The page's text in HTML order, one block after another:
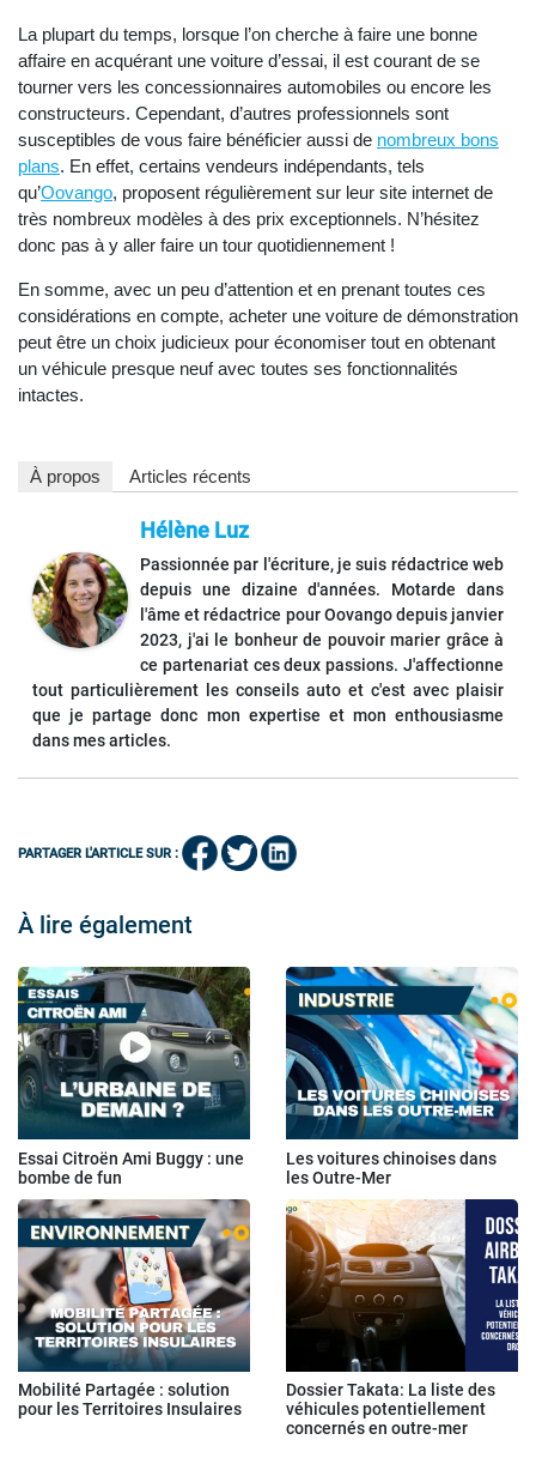
La plupart du temps, lorsque l’on cherche à faire une bonne
affaire en acquérant une voiture d’essai, il est courant de se
tourner vers les concessionnaires automobiles ou encore les
constructeurs. Cependant, d’autres professionnels sont
susceptibles de vous faire bénéficier aussi de nombreux bons
plans. En effet, certains vendeurs indépendants, tels
qu’Oovango, proposent régulièrement sur leur site internet de
très nombreux modèles à des prix exceptionnels. N’hésitez
donc pas à y aller faire un tour quotidiennement !
En somme, avec un peu d’attention et en prenant toutes ces
considérations en compte, acheter une voiture de démonstration
peut être un choix judicieux pour économiser tout en obtenant
un véhicule presque neuf avec toutes ses fonctionnalités
intactes.
À propos Articles récents
Hélène Luz
Passionnée par l'écriture, je suis rédactrice web
depuis une dizaine d'années. Motarde dans
l'âme et rédactrice pour Oovango depuis janvier
2023, j'ai le bonheur de pouvoir marier grâce à
ce partenariat ces deux passions. J'affectionne
tout particulièrement les conseils auto et c'est avec plaisir
que je partage donc mon expertise et mon enthousiasme
dans mes articles.
PARTAGER L'ARTICLE SUR :
À lire également
Essai Citroën Ami Buggy : une
bombe de fun
Les voitures chinoises dans
les Outre-Mer
Mobilité Partagée : solution
pour les Territoires Insulaires
Dossier Takata: La liste des
véhicules potentiellement
concernés en outre-mer